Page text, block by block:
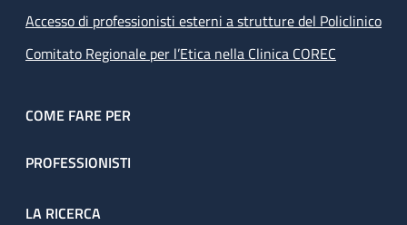
Accesso di professionisti esterni a strutture del Policlinico
Comitato Regionale per l’Etica nella Clinica COREC
COME FARE PER
PROFESSIONISTI
LA RICERCA